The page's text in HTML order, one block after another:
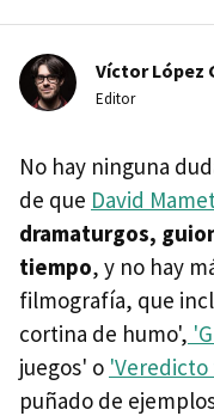
Víctor López
Editor
No hay ninguna
de que David
dramaturgos,
tiempo, y no hay
filmografía, que
cortina de humo',
juegos' o
puñado de